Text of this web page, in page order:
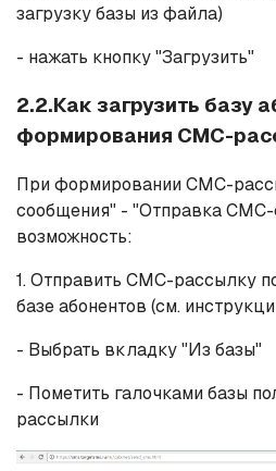
загрузку базы из файла)
- нажать кнопку "Загрузить"
2.2.Как загрузить базу
формирования СМС-
При формировании СМС-
сообщения" - "Отправка СМС-
возможность:
1. Отправить СМС-рассылку
базе абонентов (см.
- Выбрать вкладку "Из базы"
- Пометить галочками базы
рассылки